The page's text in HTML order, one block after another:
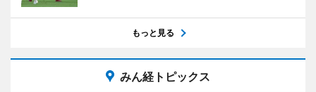
もっと見る
みん経トピックス